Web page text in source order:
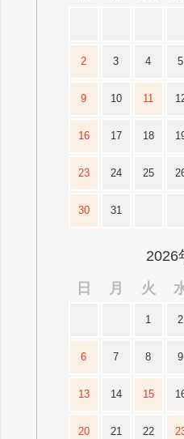
2 3 4 5
9 10 11
16 17 18
23 24 25
30 31
2026
日
月 火
1 2
6 7 8 9
13 14 15
20 21 22